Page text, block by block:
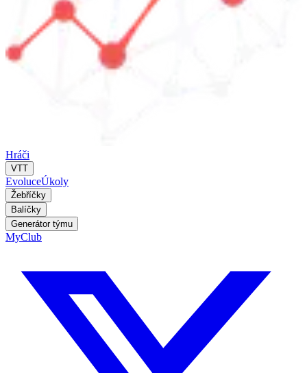
Hráči
VTT
EvoluceÚkoly
Žebříčky
Balíčky
Generátor týmu
MyClub